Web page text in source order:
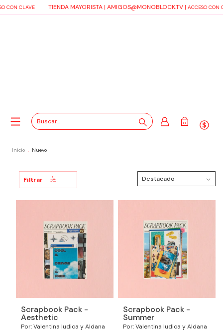
CLAVE TIENDA MAYORISTA |AMIGOS@MONOBLOCK.TV|ACCESO CON
0
Inicio Nuevo
Filtrar
Scrapbook Pack -
Aesthetic
Por: Valentina Iudica y Aldana
Scrapbook Pack -
Summer
Por: Valentina Iudica y Aldana